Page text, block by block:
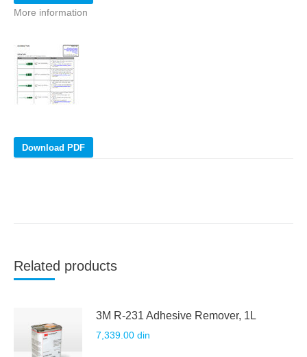
More information
Download PDF
Related products
3M R-231 Adhesive Remover, 1L
7,339.00 din